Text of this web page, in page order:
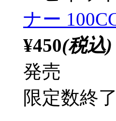
ナー
¥450(税込)
発売
限定数終了